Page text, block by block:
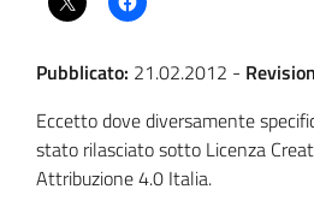
Pubblicato: 21.02.2012 -
Eccetto dove diversamente
stato rilasciato sotto Licenza
Attribuzione 4.0 Italia.